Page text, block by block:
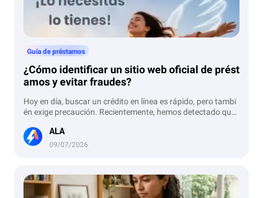
Guía de préstamos
¿Cómo identificar un sitio web oficial de prést
amos y evitar fraudes?
Hoy en día, buscar un crédito en línea es rápido, pero tambi
én exige precaución. Recientemente, hemos detectado que
y la marca de empresas de préstamos legítimas para confu
ndir a los usuarios. Estos sitios "clonados" buscan robar tus
que cumpla con estos tres aspectos clave de seguridad.
ALA
09/07/2026